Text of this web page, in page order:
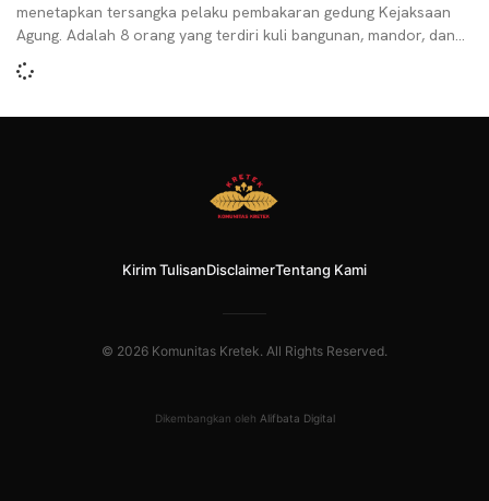
menetapkan tersangka pelaku pembakaran gedung Kejaksaan
Agung. Adalah 8 orang yang terdiri kuli bangunan, mandor, dan
bos mereka
Kirim TulisanDisclaimerTentang Kami
© 2026 Komunitas Kretek. All Rights Reserved.
Dikembangkan oleh Alifbata Digital